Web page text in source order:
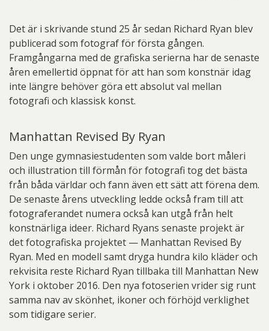
Det är i skrivande stund 25 år sedan Richard Ryan blev
publicerad som fotograf för första gången.
Framgångarna med de grafiska serierna har de senaste
åren emellertid öppnat för att han som konstnär idag
inte längre behöver göra ett absolut val mellan
fotografi och klassisk konst.
Manhattan Revised By Ryan
Den unge gymnasiestudenten som valde bort måleri
och illustration till förmån för fotografi tog det bästa
från båda världar och fann även ett sätt att förena dem.
De senaste årens utveckling ledde också fram till att
fotograferandet numera också kan utgå från helt
konstnärliga ideer. Richard Ryans senaste projekt är
det fotografiska projektet — Manhattan Revised By
Ryan. Med en modell samt dryga hundra kilo kläder och
rekvisita reste Richard Ryan tillbaka till Manhattan New
York i oktober 2016. Den nya fotoserien vrider sig runt
samma nav av skönhet, ikoner och förhöjd verklighet
som tidigare serier.